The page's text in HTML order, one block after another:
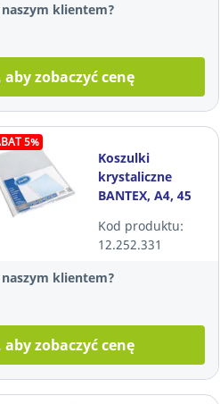
naszym klientem?
zobaczyć cenę
5%
Koszulki
krystaliczne
BANTEX, A4, 45
sztuk
Kod produktu:
12.252.331
naszym klientem?
zobaczyć cenę